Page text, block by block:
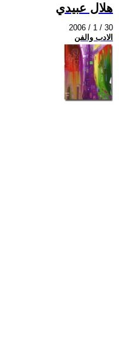
هلال عبيدي
2006 / 1 / 30
الادب والفن